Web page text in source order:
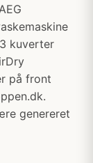
kuverter
på front
genereret